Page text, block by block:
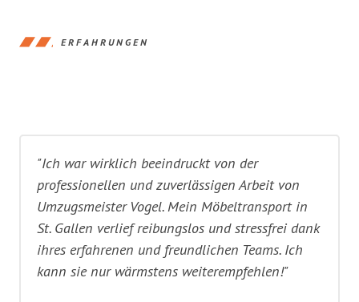
ERFAHRUNGEN
"Ich war wirklich beeindruckt von der
professionellen und zuverlässigen Arbeit von
Umzugsmeister Vogel. Mein Möbeltransport in
St. Gallen verlief reibungslos und stressfrei dank
ihres erfahrenen und freundlichen Teams. Ich
kann sie nur wärmstens weiterempfehlen!"